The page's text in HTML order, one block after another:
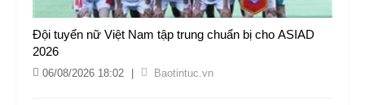
Đội tuyển nữ Việt Nam tập trung chuẩn bị cho ASIAD
2026
06/08/2026 18:02 Baotintuc.vn